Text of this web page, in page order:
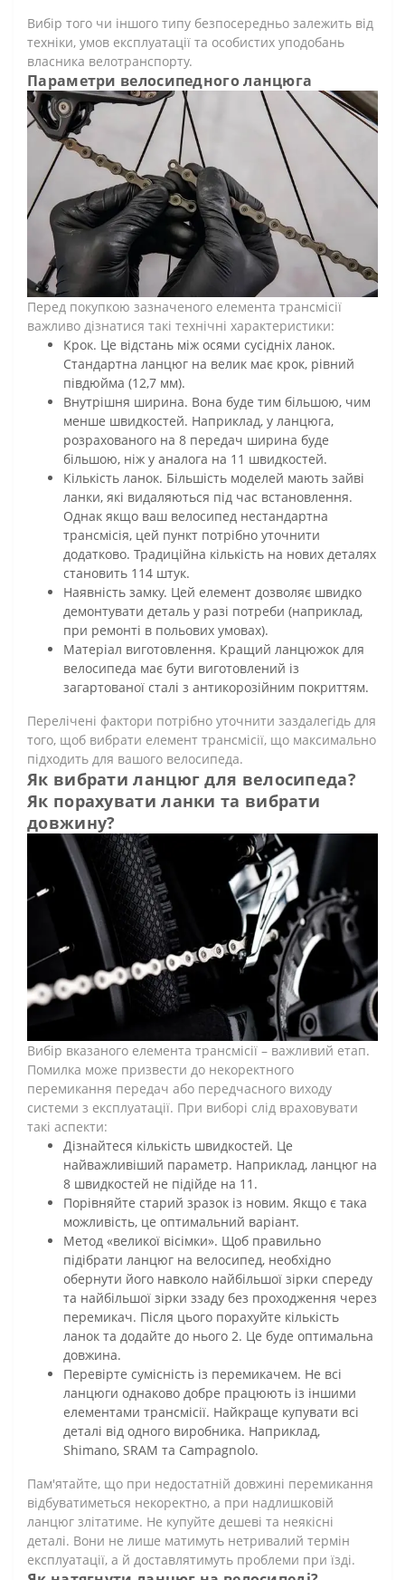
Вибір того чи іншого типу безпосередньо залежить від
техніки, умов експлуатації та особистих уподобань
власника велотранспорту.
Параметри велосипедного ланцюга
Перед покупкою зазначеного елемента трансмісії
важливо дізнатися такі технічні характеристики:
Крок. Це відстань між осями сусідніх ланок.
Стандартна ланцюг на велик має крок, рівний
півдюйма (12,7 мм).
Внутрішня ширина. Вона буде тим більшою, чим
менше швидкостей. Наприклад, у ланцюга,
розрахованого на 8 передач ширина буде
більшою, ніж у аналога на 11 швидкостей.
Кількість ланок. Більшість моделей мають зайві
ланки, які видаляються під час встановлення.
Однак якщо ваш велосипед нестандартна
трансмісія, цей пункт потрібно уточнити
додатково. Традиційна кількість на нових деталях
становить 114 штук.
Наявність замку. Цей елемент дозволяє швидко
демонтувати деталь у разі потреби (наприклад,
при ремонті в польових умовах).
Матеріал виготовлення. Кращий ланцюжок для
велосипеда має бути виготовлений із
загартованої сталі з антикорозійним покриттям.
Перелічені фактори потрібно уточнити заздалегідь для
того, щоб вибрати елемент трансмісії, що максимально
підходить для вашого велосипеда.
Як вибрати ланцюг для велосипеда?
Як порахувати ланки та вибрати
довжину?
Вибір вказаного елемента трансмісії – важливий етап.
Помилка може призвести до некоректного
перемикання передач або передчасного виходу
системи з експлуатації. При виборі слід враховувати
такі аспекти:
Дізнайтеся кількість швидкостей. Це
найважливіший параметр. Наприклад, ланцюг на
8 швидкостей не підійде на 11.
Порівняйте старий зразок із новим. Якщо є така
можливість, це оптимальний варіант.
Метод «великої вісімки». Щоб правильно
підібрати ланцюг на велосипед, необхідно
обернути його навколо найбільшої зірки спереду
та найбільшої зірки ззаду без проходження через
перемикач. Після цього порахуйте кількість
ланок та додайте до нього 2. Це буде оптимальна
довжина.
Перевірте сумісність із перемикачем. Не всі
ланцюги однаково добре працюють із іншими
елементами трансмісії. Найкраще купувати всі
деталі від одного виробника. Наприклад,
Shimano, SRAM та Campagnolo.
Пам'ятайте, що при недостатній довжині перемикання
відбуватиметься некоректно, а при надлишковій
ланцюг злітатиме. Не купуйте дешеві та неякісні
деталі. Вони не лише матимуть нетривалий термін
експлуатації, а й доставлятимуть проблеми при їзді.